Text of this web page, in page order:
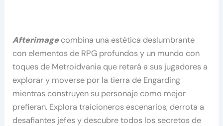
Afterimagecombina una estética deslumbrante
con elementos de RPG profundos y un mundo con
toques de Metroidvania que retará a sus jugadores a
explorar y moverse por la tierra de Engarding
mientras construyen su personaje como mejor
prefieran. Explora traicioneros escenarios, derrota a
desafiantes jefes y descubre todos los secretos de